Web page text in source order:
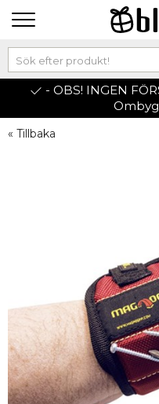
- OBS! INGEN
« Tillbaka